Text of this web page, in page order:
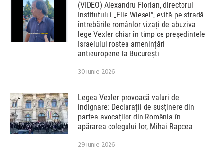
(VIDEO) Alexandru Florian, directorul
Institutului „Elie Wiesel”, evită pe stradă
întrebările românlor vizați de abuziva
lege Vexler chiar în timp ce președintele
Israelului rostea amenințări
antieuropene la București
30 iunie 2026
Legea Vexler provoacă valuri de
indignare: Declarații de susținere din
partea avocaților din România în
apărarea colegului lor, Mihai Rapcea
29 iunie 2026